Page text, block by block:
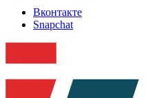
Вконтакте
Snapchat